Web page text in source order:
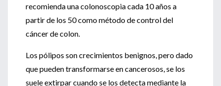
recomienda una colonoscopia cada 10 años a
partir de los 50 como método de control del
cáncer de colon.
Los pólipos son crecimientos benignos, pero dado
que pueden transformarse en cancerosos, se los
suele extirpar cuando se los detecta mediante la